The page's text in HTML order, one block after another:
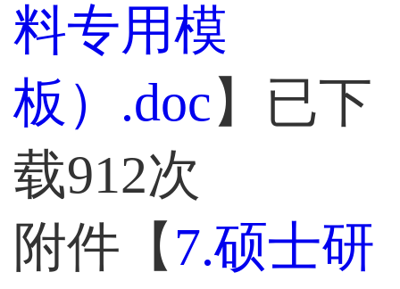
料专用模
板）.doc】已下
载912次
附件【 7.硕士研